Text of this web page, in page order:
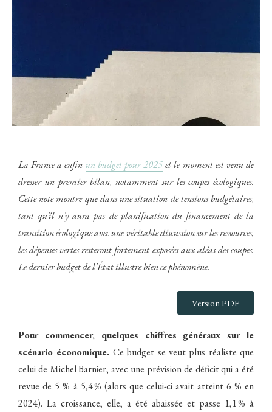
La France a enfin un budget pour 2025et le moment est venu de
dresser un premier bilan, notamment sur les coupes écologiques.
Cette note montre que dans une situation de tensions budgétaires,
tant qu’il n’y aura pas de planification du financement de la
transition écologique avec une véritable discussion sur les ressources,
les dépenses vertes resteront fortement exposées aux aléas des coupes.
Le dernier budget de l’État illustre bien ce phénomène.
Version PDF
Pour commencer, quelques chiffres généraux sur le
scénario économique. Ce budget se veut plus réaliste que
celui de Michel Barnier, avec une prévision de déficit qui a été
revue de 5 % à 5,4 % (alors que celui-ci avait atteint 6 % en
2024). La croissance, elle, a été abaissée et passe 1,1 % à